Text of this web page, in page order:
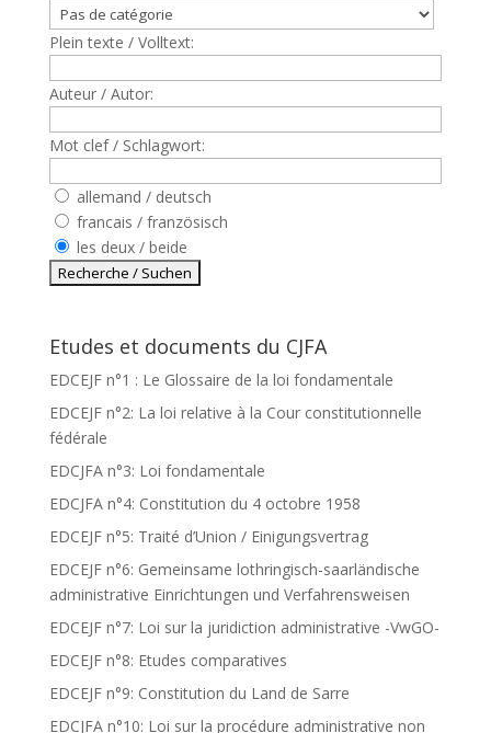
Plein texte / Volltext:
Auteur / Autor:
Mot clef / Schlagwort:
allemand / deutsch
francais / französisch
les deux / beide
Etudes et documents du CJFA
EDCEJF n°1 : Le Glossaire de la loi fondamentale
EDCEJF n°2: La loi relative à la Cour constitutionnelle
fédérale
EDCJFA n°3: Loi fondamentale
EDCJFA n°4: Constitution du 4 octobre 1958
EDCEJF n°5: Traité d’Union / Einigungsvertrag
EDCEJF n°6: Gemeinsame lothringisch-saarländische
administrative Einrichtungen und Verfahrensweisen
EDCEJF n°7: Loi sur la juridiction administrative -VwGO-
EDCEJF n°8: Etudes comparatives
EDCEJF n°9: Constitution du Land de Sarre
EDCJFA n°10: Loi sur la procédure administrative non